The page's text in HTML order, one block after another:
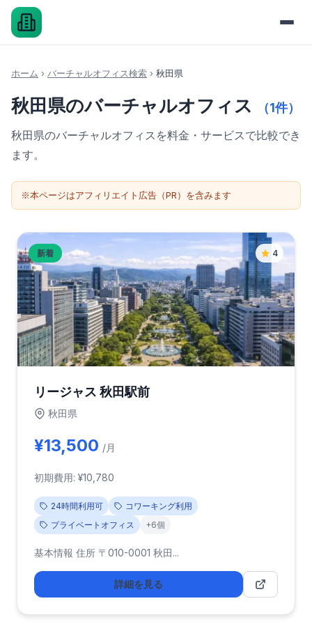
ホーム › バーチャルオフィス検索 › 秋田県
秋田県のバーチャルオフィス （1件）
秋田県のバーチャルオフィスを料金・サービスで比較でき
ます。
※本ページはアフィリエイト広告（PR）を含みます
新着 4
リージャス 秋田駅前
秋田県
¥13,500 /月
初期費用: ¥10,780
24時間利用可
コワーキング利用
プライベートオフィス
+6個
基本情報 住所 〒010-0001 秋田...
詳細を見る